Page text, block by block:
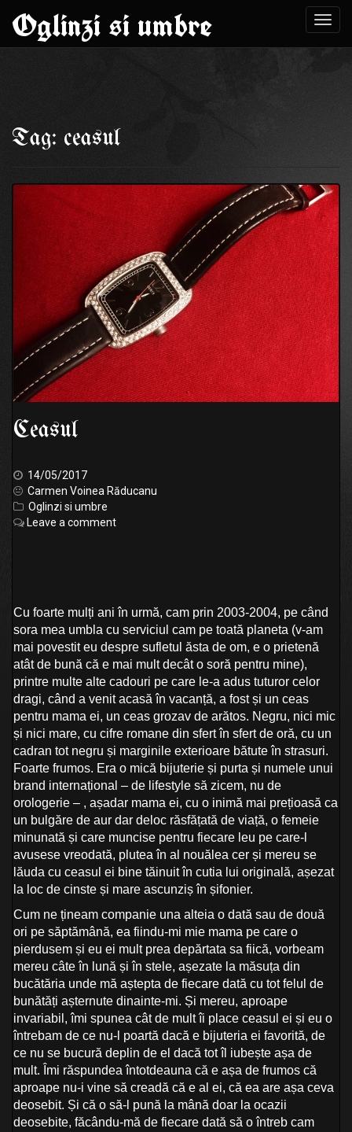
content
Oglinzi si umbre
Tag: ceasul
Ceasul
14/05/2017
Carmen Voinea Răducanu
Oglinzi si umbre
Leave a comment
Cu foarte mulți ani în urmă, cam prin 2003-2004, pe când
sora mea umbla cu serviciul cam pe toată planeta (v-am
mai povestit eu despre sufletul ăsta de om, e o prietenă
atât de bună că e mai mult decât o soră pentru mine),
printre multe alte cadouri pe care le-a adus tuturor celor
dragi, când a venit acasă în vacanță, a fost și un ceas
pentru mama ei, un ceas grozav de arătos. Negru, nici mic
și nici mare, cu cifre romane din sfert în sfert de oră, cu un
cadran tot negru și marginile exterioare bătute în strasuri.
Foarte frumos. Era o mică bijuterie și purta și numele unui
brand internațional – de lifestyle să zicem, nu de
orologerie – , așadar mama ei, cu o inimă mai prețioasă ca
un bulgăre de aur dar deloc răsfățată de viață, o femeie
minunată și care muncise pentru fiecare leu pe care-l
avusese vreodată, plutea în al nouălea cer și mereu se
lăuda cu ceasul ei bine tăinuit în cutia lui originală, așezat
la loc de cinste și mare ascunziș în șifonier.
Cum ne țineam companie una alteia o dată sau de două
ori pe săptămână, ea fiindu-mi mie mama pe care o
pierdusem și eu ei mult prea depărtata sa fiică, vorbeam
mereu câte în lună și în stele, așezate la măsuța din
bucătăria unde mă aștepta de fiecare dată cu tot felul de
bunătăți așternute dinainte-mi. Și mereu, aproape
invariabil, îmi spunea cât de mult îi place ceasul ei și eu o
întrebam de ce nu-l poartă dacă e bijuteria ei favorită, de
ce nu se bucură deplin de el dacă tot îl iubește așa de
mult. Îmi răspundea întotdeauna că e așa de frumos că
aproape nu-i vine să creadă că e al ei, că ea are așa ceva
deosebit. Și că o să-l pună la mână doar la ocazii
deosebite, făcându-mă de fiecare dată să o întreb cam